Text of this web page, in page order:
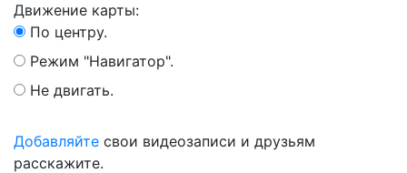
Движение карты:
По центру.
Режим "Навигатор".
Не двигать.
Добавляйте свои видеозаписи и друзьям
расскажите.